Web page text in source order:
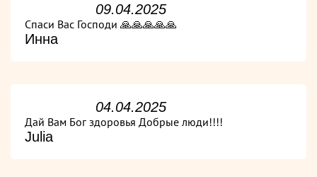
09.04.2025
Спаси Вас Господи 🙏🙏🙏🙏🙏
Инна
04.04.2025
Дай Вам Бог здоровья Добрые люди!!!!
Julia